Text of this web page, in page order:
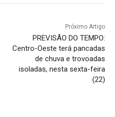
Próximo Artigo
PREVISÃO DO TEMPO:
Centro-Oeste terá pancadas
de chuva e trovoadas
isoladas, nesta sexta-feira
(22)